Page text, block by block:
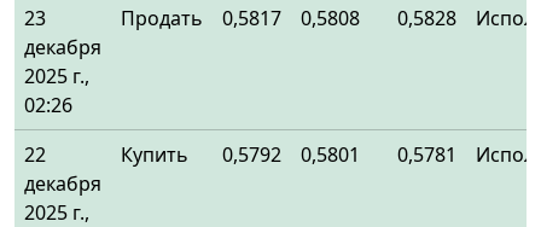
23
декабря
2025 г.,
02:26
Продать 0,5817 0,5808 0,5828
22
декабря
2025 г.,
Купить 0,5792 0,5801 0,5781